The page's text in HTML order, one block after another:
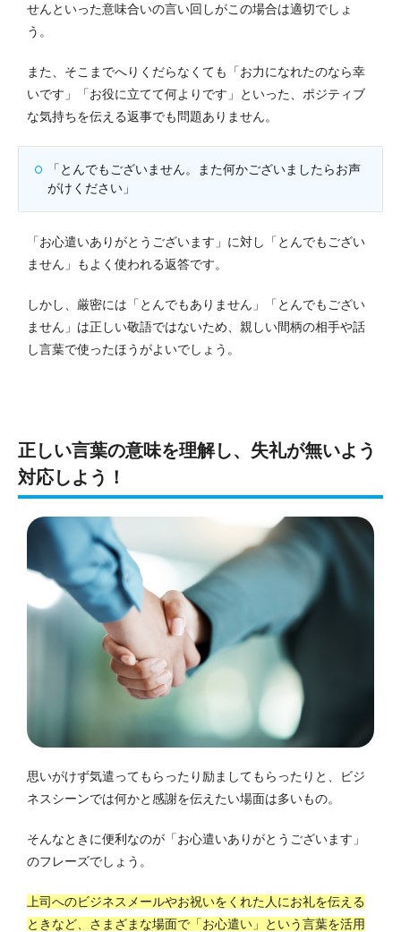
せんといった意味合いの言い回しがこの場合は適切でしょ
う。
また、そこまでへりくだらなくても「お力になれたのなら幸
いです」「お役に立てて何よりです」といった、ポジティブ
な気持ちを伝える返事でも問題ありません。
「とんでもございません。また何かございましたらお声
がけください」
「お心遣いありがとうございます」に対し「とんでもござい
ません」もよく使われる返答です。
しかし、厳密には「とんでもありません」「とんでもござい
ません」は正しい敬語ではないため、親しい間柄の相手や話
し言葉で使ったほうがよいでしょう。
正しい言葉の意味を理解し、失礼が無いよう
対応しよう！
思いがけず気遣ってもらったり励ましてもらったりと、ビジ
ネスシーンでは何かと感謝を伝えたい場面は多いもの。
そんなときに便利なのが「お心遣いありがとうございます」
のフレーズでしょう。
上司へのビジネスメールやお祝いをくれた人にお礼を伝える
ときなど、さまざまな場面で「お心遣い」という言葉を活用